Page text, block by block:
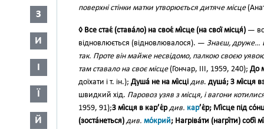
З
И
І
Ї
Й
поверхні стінки матки утворюється дитяче місце
◊ Все стає́ (става́ло) на своє́ мі́сце (на свої́ місця́) —
відновлюється (відновлювалося). — Знаєш, друже…
так. Проте він майже несвідомо, палкою своєю
там ставало на своє місце(Гончар, III, 1959, 240); До
доїхати і т. ін.); Душа́ не на мі́сці див. душа́; З мі́сця
швидкий хід. Паровоз узяв з місця, і вагони
1959, 91);З мі́сця в кар’є́р див. кар’є́р; Мі́сце під
(зоста́неться) див. мо́крий; Нагріва́ти (нагрі́ти) собі́